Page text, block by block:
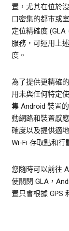
置，尤其在位於
口密集的都市或
定位精確度 (GLA
服務，可運用上
度。
為了提供更精確
用未與任何特定
集 Android 裝置
動網路和裝置感
確度以及提供適
Wi-Fi 存取點和行
您隨時可以前往
使關閉 GLA，
置只會根據 GPS